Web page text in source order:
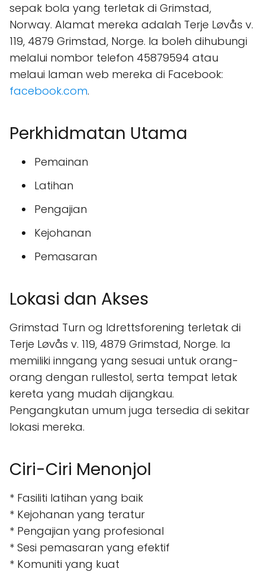
sepak bola yang terletak di Grimstad,
Norway. Alamat mereka adalah Terje Løvås v.
119, 4879 Grimstad, Norge. Ia boleh dihubungi
melalui nombor telefon 45879594 atau
melaui laman web mereka di Facebook:
facebook.com.
Perkhidmatan Utama
Pemainan
Latihan
Pengajian
Kejohanan
Pemasaran
Lokasi dan Akses
Grimstad Turn og Idrettsforening terletak di
Terje Løvås v. 119, 4879 Grimstad, Norge. Ia
memiliki inngang yang sesuai untuk orang-
orang dengan rullestol, serta tempat letak
kereta yang mudah dijangkau.
Pengangkutan umum juga tersedia di sekitar
lokasi mereka.
Ciri-Ciri Menonjol
* Fasiliti latihan yang baik
* Kejohanan yang teratur
* Pengajian yang profesional
* Sesi pemasaran yang efektif
* Komuniti yang kuat